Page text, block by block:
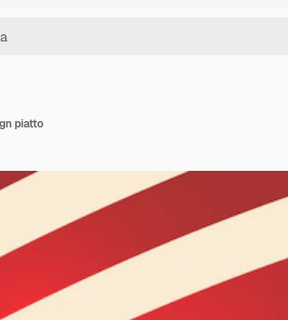
piatto